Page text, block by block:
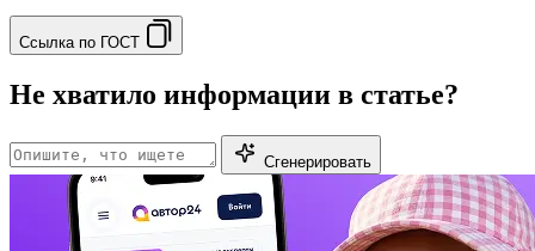
Ссылка по ГОСТ
Не хватило информации в статье?
Сгенерировать